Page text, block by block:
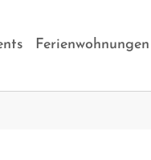
Ferienwohnungen